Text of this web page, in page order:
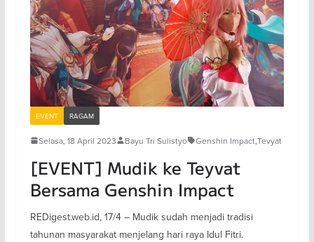
EVENT RAGAM
Selasa, 18 April 2023 Bayu Tri Sulistyo Genshin Impact,Tevyat
[EVENT] Mudik ke Teyvat
Bersama Genshin Impact
REDigest.web.id, 17/4 – Mudik sudah menjadi tradisi
tahunan masyarakat menjelang hari raya Idul Fitri.